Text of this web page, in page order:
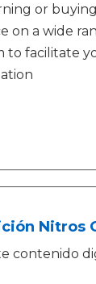
or
on a wide
to facilitate
Nitros
contenido